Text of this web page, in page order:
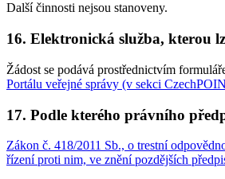
Další činnosti nejsou stanoveny.
16. Elektronická služba, kterou
Žádost se podává prostřednictvím
Portálu veřejné správy (v sekci
17. Podle kterého právního
Zákon č. 418/2011 Sb., o trestní
řízení proti nim, ve znění pozdějších